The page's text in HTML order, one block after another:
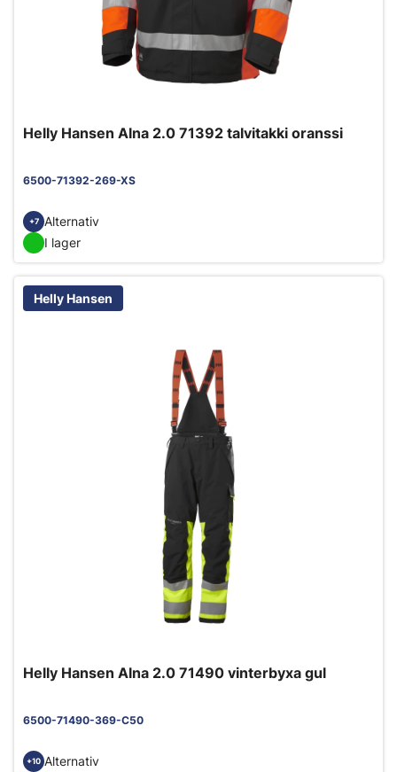
Helly Hansen Alna 2.0 71392 talvitakki oranssi
6500-71392-269-XS
+7
Alternativ
I lager
Helly Hansen
Helly Hansen Alna 2.0 71490 vinterbyxa gul
6500-71490-369-C50
+10 Alternativ